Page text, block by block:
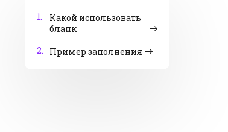
1.
Какой использовать
бланк
2.
Пример заполнения